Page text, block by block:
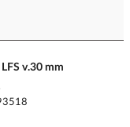
v.30 mm